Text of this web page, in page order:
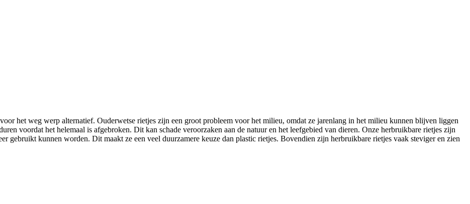
het weg werp alternatief. Ouderwetse rietjes zijn een groot probleem voor het milieu, omdat ze jarenlang in het milieu kunnen blijven liggen
voordat het helemaal is afgebroken. Dit kan schade veroorzaken aan de natuur en het leefgebied van dieren. Onze herbruikbare rietjes zijn
gebruikt kunnen worden. Dit maakt ze een veel duurzamere keuze dan plastic rietjes. Bovendien zijn herbruikbare rietjes vaak steviger en zien